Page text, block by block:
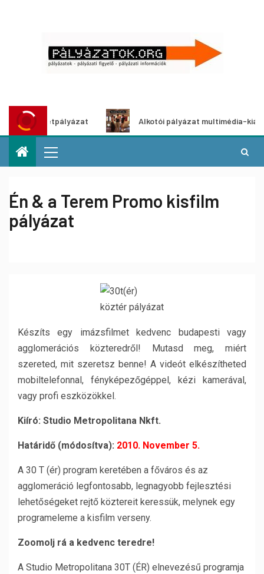
ötletpályázat Alkotói pályázat multimédia-kiállításhoz
Én & a Terem Promo kisfilm
pályázat
Készíts egy imázsfilmet kedvenc budapesti vagy
agglomerációs közteredről! Mutasd meg, miért
szereted, mit szeretsz benne! A videót elkészítheted
mobiltelefonnal, fényképezőgéppel, kézi kamerával,
vagy profi eszközökkel.
Kiíró: Studio Metropolitana Nkft.
Határidő (módosítva): 2010. November 5.
A 30 T (ér) program keretében a főváros és az
agglomeráció legfontosabb, legnagyobb fejlesztési
lehetőségeket rejtő köztereit keressük, melynek egy
programeleme a kisfilm verseny.
Zoomolj rá a kedvenc teredre!
A Studio Metropolitana 30T (ÉR) elnevezésű programja